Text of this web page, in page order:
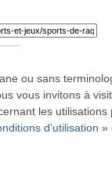
ou sans
vous invitons à
les
d’utilisation »